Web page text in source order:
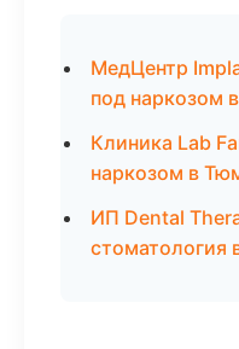
МедЦентр
под наркозом
Клиника Lab
наркозом в
ИП Dental
стоматология